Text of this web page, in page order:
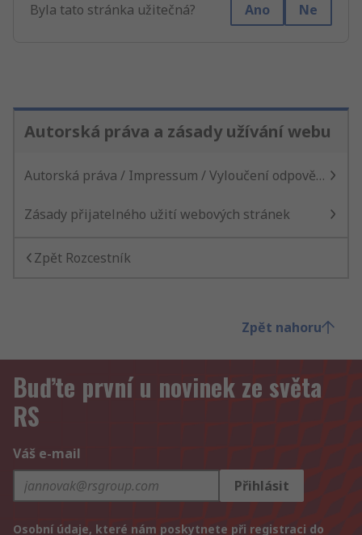
Byla tato stránka užitečná? Ano Ne
Autorská práva a zásady užívání webu
Autorská práva / Impressum / Vyloučení odpovědnosti
Zásady přijatelného užití webových stránek
Zpět Rozcestník
Zpět nahoru
Buďte první u novinek ze světa
RS
Váš e-mail
Přihlásit
Osobní údaje, které nám poskytnete při registraci do